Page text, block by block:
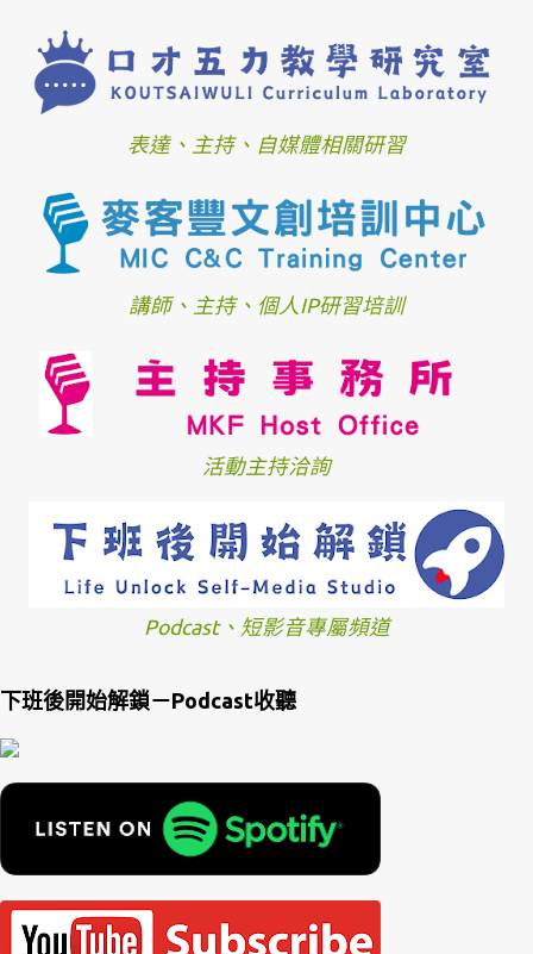
表達、主持、自媒體相關研習
講師、主持、個人IP研習培訓
活動主持洽詢
Podcast、短影音專屬頻道
下班後開始解鎖－Podcast收聽